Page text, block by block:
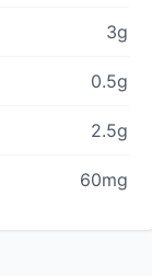
3g
0.5g
2.5g
60mg